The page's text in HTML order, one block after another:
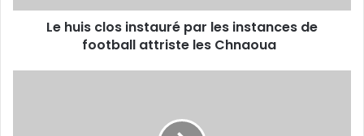
football
attristeLe huis clos instauré par les instances de
football attriste les Chnaoua